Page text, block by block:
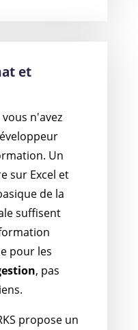
et
n'avez
Un
sur Excel et
de la
suffisent
pour les
, pas
propose un